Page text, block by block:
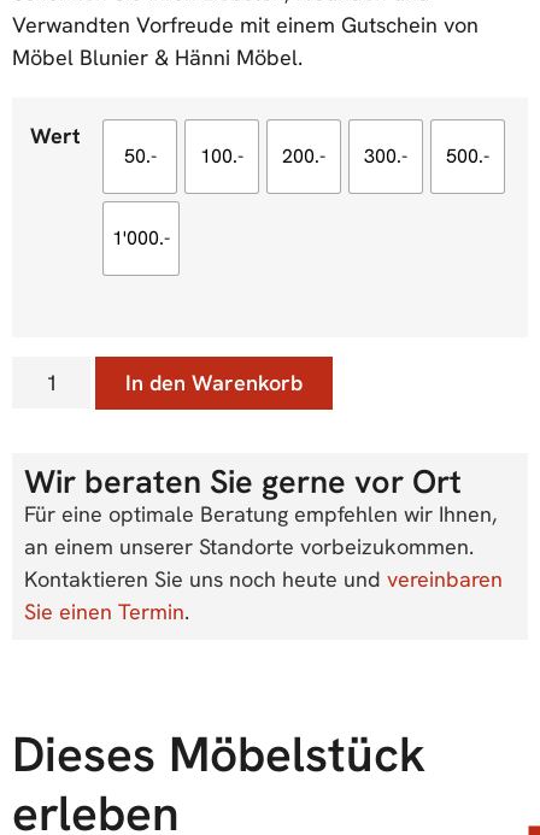
Verwandten Vorfreude mit einem Gutschein von
Möbel Blunier & Hänni Möbel.
Wert
50.- 100.- 200.- 300.- 500.-
1'000.-
In den Warenkorb
Wir beraten Sie gerne vor Ort
Für eine optimale Beratung empfehlen wir Ihnen,
an einem unserer Standorte vorbeizukommen.
Kontaktieren Sie uns noch heute und vereinbaren
Sie einen Termin.
Dieses Möbelstück
erleben